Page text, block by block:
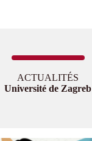
ACTUALITÉS
Université de Zagreb